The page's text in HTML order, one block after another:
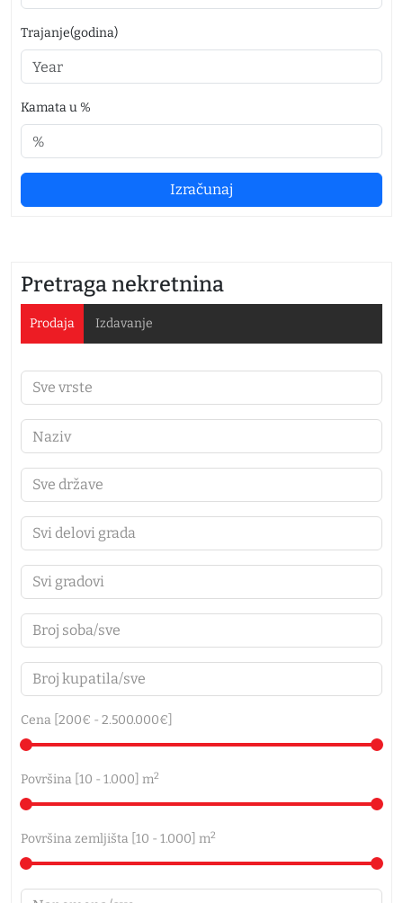
Trajanje(godina)
Kamata u %
Izračunaj
Pretraga nekretnina
Prodaja Izdavanje
Cena [ 200€ - 2.500.000€
Površina [ 10 - 1.000 ] m2
Površina zemljišta [ 10 - 1.000 ] m2